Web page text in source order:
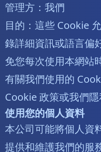
管理方：我們
目的：這些 Cookie
錄詳細資訊或語言偏
免您每次使用本網站
有關我們使用的
Cookie 政策或我們隱
使用您的個人資料
本公司可能將個人資
提供和維護我們的服